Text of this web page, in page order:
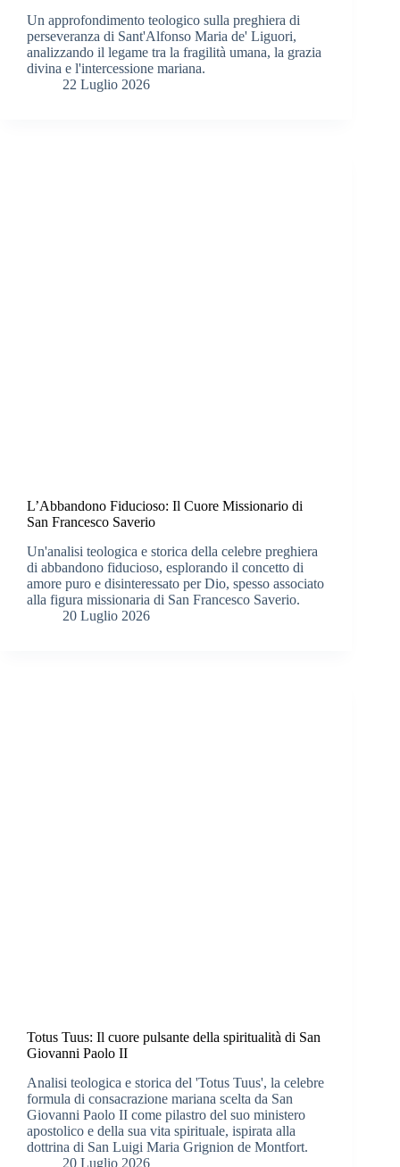
Un approfondimento teologico sulla preghiera di
perseveranza di Sant'Alfonso Maria de' Liguori,
analizzando il legame tra la fragilità umana, la grazia
divina e l'intercessione mariana.
22 Luglio 2026
L’Abbandono Fiducioso: Il Cuore Missionario di
San Francesco Saverio
Un'analisi teologica e storica della celebre preghiera
di abbandono fiducioso, esplorando il concetto di
amore puro e disinteressato per Dio, spesso associato
alla figura missionaria di San Francesco Saverio.
20 Luglio 2026
Totus Tuus: Il cuore pulsante della spiritualità di San
Giovanni Paolo II
Analisi teologica e storica del 'Totus Tuus', la celebre
formula di consacrazione mariana scelta da San
Giovanni Paolo II come pilastro del suo ministero
apostolico e della sua vita spirituale, ispirata alla
dottrina di San Luigi Maria Grignion de Montfort.
20 Luglio 2026